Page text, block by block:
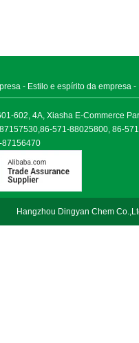
- Estilo e espírito da empresa -
602, 4A, Xiasha E-Commerce
571-88025800, 86-
87156470
Hangzhou Dingyan Chem